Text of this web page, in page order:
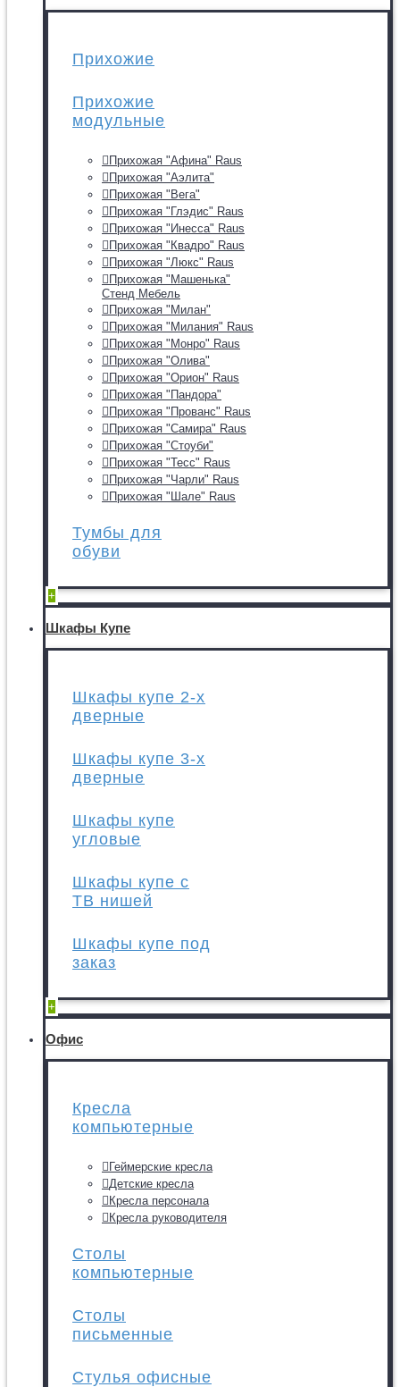
Прихожие
Прихожие
модульные
Прихожая "Афина" Raus
Прихожая "Аэлита"
Прихожая "Вега"
Прихожая "Глэдис" Raus
Прихожая "Инесса" Raus
Прихожая "Квадро" Raus
Прихожая "Люкс" Raus
Прихожая "Машенька"
Стенд Мебель
Прихожая "Милан"
Прихожая "Милания" Raus
Прихожая "Монро" Raus
Прихожая "Олива"
Прихожая "Орион" Raus
Прихожая "Пандора"
Прихожая "Прованс" Raus
Прихожая "Самира" Raus
Прихожая "Стоуби"
Прихожая "Тесс" Raus
Прихожая "Чарли" Raus
Прихожая "Шале" Raus
Тумбы для
обуви
+
Шкафы Купе
Шкафы купе 2-х
дверные
Шкафы купе 3-х
дверные
Шкафы купе
угловые
Шкафы купе с
ТВ нишей
Шкафы купе под
заказ
+
Офис
Кресла
компьютерные
Геймерские кресла
Детские кресла
Кресла персонала
Кресла руководителя
Столы
компьютерные
Столы
письменные
Стулья офисные